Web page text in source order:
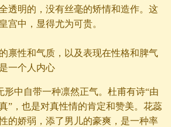
透明的，没有丝毫的矫情和造作。这
宫中，显得尤为可贵。
禀性和气质，以及表现在性格和脾气
一个人内心
形中自带一种凛然正气。杜甫有诗“由
”，也是对真性情的肯定和赞美。花蕊
的娇弱，添了男儿的豪爽，是一种率